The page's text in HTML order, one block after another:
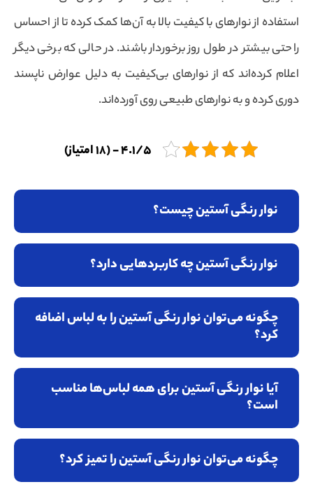
استفاده از نوارهای با کیفیت بالا به آن‌ها کمک کرده تا از احساس
راحتی بیشتر در طول روز برخوردار باشند. در حالی که برخی دیگر
اعلام کرده‌اند که از نوارهای بی‌کیفیت به دلیل عوارض ناپسند
دوری کرده و به نوارهای طبیعی روی آورده‌اند.
4.1/5 - (18 امتیاز)
نوار رنگی آستین چیست؟
نوار رنگی آستین چه کاربردهایی دارد؟
چگونه می‌توان نوار رنگی آستین را به لباس اضافه
کرد؟
آیا نوار رنگی آستین برای همه لباس‌ها مناسب
است؟
چگونه می‌توان نوار رنگی آستین را تمیز کرد؟